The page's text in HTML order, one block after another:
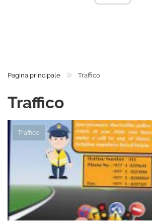
Pagina principale Traffico
Traffico
Traffico